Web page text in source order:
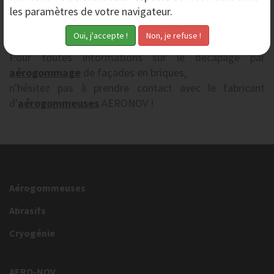
brique, matériau poreux et fragile. Les granulats utilisés
présentent une granulométrie fine qui respecte les
supports traités.
Pour toutes informations sur le décapage par
Aérogommeuses
Abrasifs
Cryogénie
AERO-NOV
les paramètres de votre navigateur.